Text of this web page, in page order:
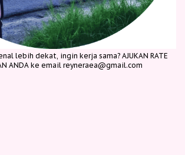
lebih dekat, ingin kerja sama? AJUKAN RATE
ANDA ke email reyneraea@gmail.com